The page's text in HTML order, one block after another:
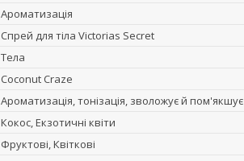
Ароматизація
Спрей для тіла Victorias Secret
Тела
Coconut Craze
Ароматизація, тонізація, зволожує й пом'якшує
Кокос, Екзотичні квіти
Фруктові, Квіткові